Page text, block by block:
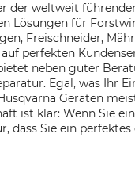
der weltweit
Lösungen für
Freischneider,
perfekten
neben guter
Egal, was Ihr
Geräten
ist klar: Wenn Sie
dass Sie ein